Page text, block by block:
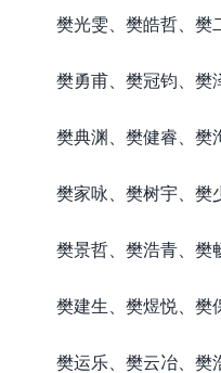
樊光雯、樊皓哲、樊
樊勇甫、樊冠钧、樊
樊典渊、樊健睿、樊
樊家咏、樊树宇、樊
樊景哲、樊浩青、樊
樊建生、樊煜悦、樊
樊运乐、樊云冶、樊